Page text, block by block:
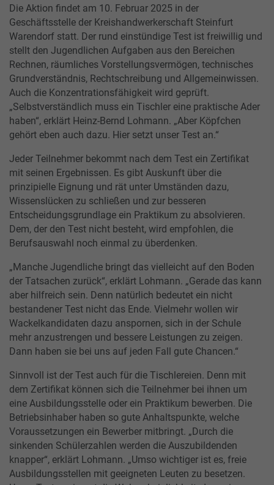
Die Aktion findet am 10. Februar 2025 in der
Geschäftsstelle der Kreishandwerkerschaft Steinfurt
Warendorf statt. Der rund einstündige Test ist freiwillig und
stellt den Jugendlichen Aufgaben aus den Bereichen
Rechnen, räumliches Vorstellungsvermögen, technisches
Grundverständnis, Rechtschreibung und Allgemeinwissen.
Auch die Konzentrationsfähigkeit wird geprüft.
„Selbstverständlich muss ein Tischler eine praktische Ader
haben“, erklärt Heinz-Bernd Lohmann. „Aber Köpfchen
gehört eben auch dazu. Hier setzt unser Test an.“
Jeder Teilnehmer bekommt nach dem Test ein Zertifikat
mit seinen Ergebnissen. Es gibt Auskunft über die
prinzipielle Eignung und rät unter Umständen dazu,
Wissenslücken zu schließen und zur besseren
Entscheidungsgrundlage ein Praktikum zu absolvieren.
Dem, der den Test nicht besteht, wird empfohlen, die
Berufsauswahl noch einmal zu überdenken.
„Manche Jugendliche bringt das vielleicht auf den Boden
der Tatsachen zurück“, erklärt Lohmann. „Gerade das kann
aber hilfreich sein. Denn natürlich bedeutet ein nicht
bestandener Test nicht das Ende. Vielmehr wollen wir
Wackelkandidaten dazu anspornen, sich in der Schule
mehr anzustrengen und bessere Leistungen zu zeigen.
Dann haben sie bei uns auf jeden Fall gute Chancen.“
Sinnvoll ist der Test auch für die Tischlereien. Denn mit
dem Zertifikat können sich die Teilnehmer bei ihnen um
eine Ausbildungsstelle oder ein Praktikum bewerben. Die
Betriebsinhaber haben so gute Anhaltspunkte, welche
Voraussetzungen ein Bewerber mitbringt. „Durch die
sinkenden Schülerzahlen werden die Auszubildenden
knapper“, erklärt Lohmann. „Umso wichtiger ist es, freie
Ausbildungsstellen mit geeigneten Leuten zu besetzen.